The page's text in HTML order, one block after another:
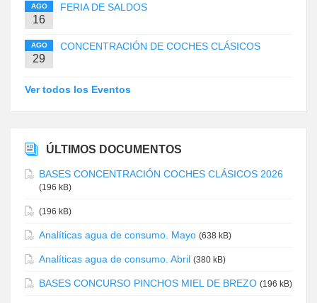
AGO
16
FERIA DE SALDOS
AGO
29
CONCENTRACIÓN DE COCHES CLÁSICOS
Ver todos los Eventos
ÚLTIMOS DOCUMENTOS
BASES CONCENTRACIÓN COCHES CLÁSICOS 2026
(196 kB)
(196 kB)
Analíticas agua de consumo. Mayo (638 kB)
Analíticas agua de consumo. Abril (380 kB)
BASES CONCURSO PINCHOS MIEL DE BREZO (196 kB)